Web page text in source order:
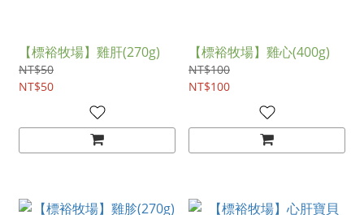
【標裕牧場】雞肝(270g)
NT$50
NT$50
【標裕牧場】雞心(400g)
NT$100
NT$100